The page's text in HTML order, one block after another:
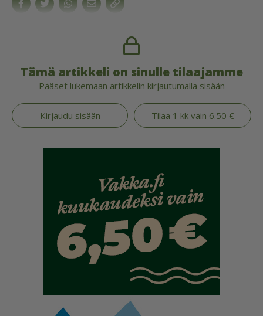
Tämä artikkeli on sinulle tilaajamme
Pääset lukemaan artikkelin kirjautumalla sisään
Kirjaudu sisään Tilaa 1 kk vain 6.50 €